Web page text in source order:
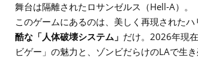
舞台は隔離されたロサンゼルス（Hell-A）。
このゲームにあるのは、美しく再現されたハ
酷な「人体破壊システム」 だけ。2026年現
ビゲー」の魅力と、ゾンビだらけのLAで生き